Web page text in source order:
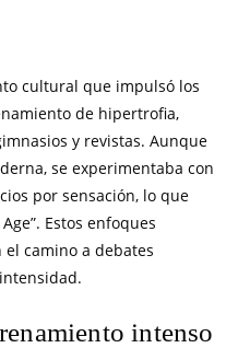
cultural que impulsó los
de hipertrofia,
y revistas. Aunque
se experimentaba con
por sensación, lo que
Estos enfoques
camino a debates
intenso